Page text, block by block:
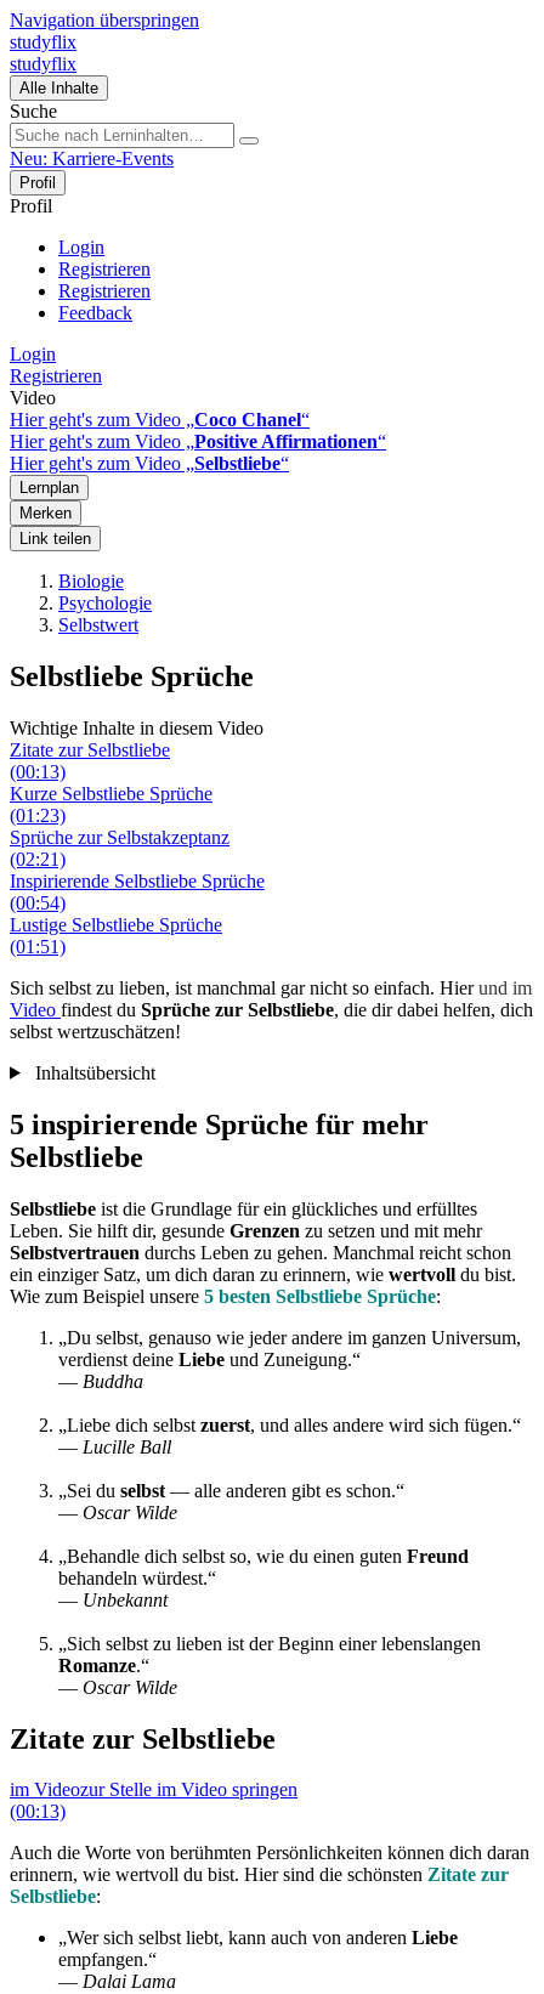
Navigation überspringen
studyflix
studyflix
Alle Inhalte
Suche
Neu: Karriere-Events
Profil
Profil
Login
Registrieren
Registrieren
Feedback
Login
Registrieren
Video
Hier geht's zum Video „Coco Chanel“
Hier geht's zum Video „Positive Affirmationen“
Hier geht's zum Video „Selbstliebe“
Lernplan
Merken
Link teilen
Biologie
Psychologie
Selbstwert
Selbstliebe Sprüche
Wichtige Inhalte in diesem Video
Zitate zur Selbstliebe
(00:13)
Kurze Selbstliebe Sprüche
(01:23)
Sprüche zur Selbstakzeptanz
(02:21)
Inspirierende Selbstliebe Sprüche
(00:54)
Lustige Selbstliebe Sprüche
(01:51)
Sich selbst zu lieben, ist manchmal gar nicht so einfach. Hierund im
Video findest du Sprüche zur Selbstliebe, die dir dabei helfen, dich
selbst wertzuschätzen!
Inhaltsübersicht
5 inspirierende Sprüche für mehr
Selbstliebe
Selbstliebe ist die Grundlage für ein glückliches und erfülltes
Leben. Sie hilft dir, gesunde Grenzen zu setzen und mit mehr
Selbstvertrauen durchs Leben zu gehen. Manchmal reicht schon
ein einziger Satz, um dich daran zu erinnern, wie wertvoll du bist.
Wie zum Beispiel unsere 5 besten Selbstliebe Sprüche:
„Du selbst, genauso wie jeder andere im ganzen Universum,
verdienst deine Liebe und Zuneigung.“
— Buddha
„Liebe dich selbst zuerst, und alles andere wird sich fügen.“
— Lucille Ball
„Sei du selbst — alle anderen gibt es schon.“
— Oscar Wilde
„Behandle dich selbst so, wie du einen guten Freund
behandeln würdest.“
— Unbekannt
„Sich selbst zu lieben ist der Beginn einer lebenslangen
Romanze.“
— Oscar Wilde
Zitate zur Selbstliebe
im Videozur Stelle im Video springen
(00:13)
Auch die Worte von berühmten Persönlichkeiten können dich daran
erinnern, wie wertvoll du bist. Hier sind die schönsten Zitate zur
Selbstliebe:
„Wer sich selbst liebt, kann auch von anderen Liebe
empfangen.“
— Dalai Lama